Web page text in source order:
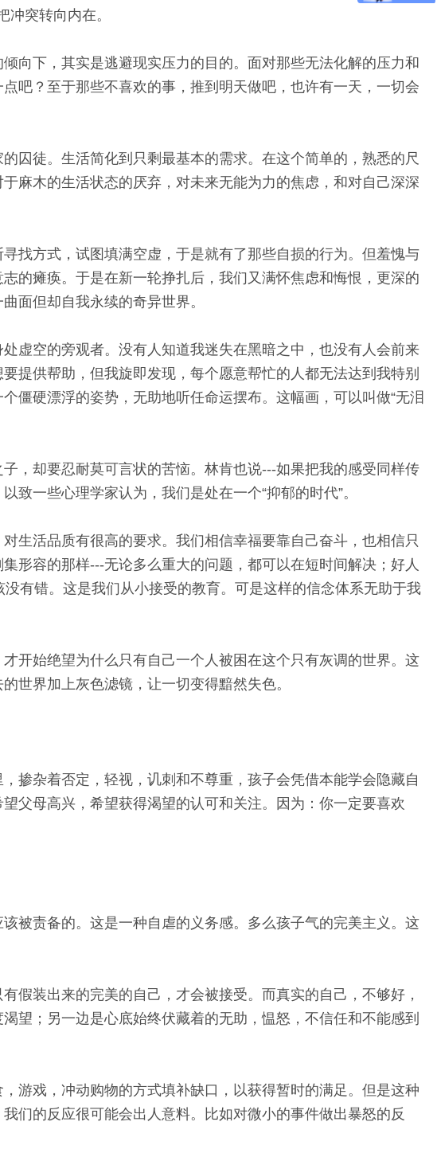
冲突转向内在。
向下，其实是逃避现实压力的目的。面对那些无法化解的压力和
吧？至于那些不喜欢的事，推到明天做吧，也许有一天，一切会
囚徒。生活简化到只剩最基本的需求。在这个简单的，熟悉的尺
麻木的生活状态的厌弃，对未来无能为力的焦虑，和对自己深深
找方式，试图填满空虚，于是就有了那些自损的行为。但羞愧与
的瘫痪。于是在新一轮挣扎后，我们又满怀焦虑和悔恨，更深的
面但却自我永续的奇异世界。
虚空的旁观者。没有人知道我迷失在黑暗之中，也没有人会前来
提供帮助，但我旋即发现，每个愿意帮忙的人都无法达到我特别
僵硬漂浮的姿势，无助地听任命运摆布。这幅画，可以叫做“无泪
，却要忍耐莫可言状的苦恼。林肯也说---如果把我的感受同样传
一些心理学家认为，我们是处在一个“抑郁的时代”。
生活品质有很高的要求。我们相信幸福要靠自己奋斗，也相信只
形容的那样---无论多么重大的问题，都可以在短时间解决；好人
有错。这是我们从小接受的教育。可是这样的信念体系无助于我
开始绝望为什么只有自己一个人被困在这个只有灰调的世界。这
世界加上灰色滤镜，让一切变得黯然失色。
掺杂着否定，轻视，讥刺和不尊重，孩子会凭借本能学会隐藏自
父母高兴，希望获得渴望的认可和关注。因为：你一定要喜欢
被责备的。这是一种自虐的义务感。多么孩子气的完美主义。这
假装出来的完美的自己，才会被接受。而真实的自己，不够好，
望；另一边是心底始终伏藏着的无助，愠怒，不信任和不能感到
游戏，冲动购物的方式填补缺口，以获得暂时的满足。但是这种
们的反应很可能会出人意料。比如对微小的事件做出暴怒的反